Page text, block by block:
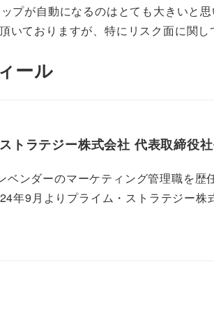
プが自動になるのはとても大きいと
いておりますが、特にリスク面に関
ール
トラテジー株式会社 代表取締役
ベンダーのマーケティング管理職を
年9月よりプライム・ストラテジー